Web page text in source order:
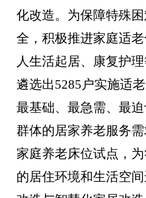
化改造。为保障特殊
全，积极推进家庭适
人生活起居、康复护
遴选出5285户实施适
最基础、最急需、最
群体的居家养老服务需
家庭养老床位试点 ，
的居住环境和生活空